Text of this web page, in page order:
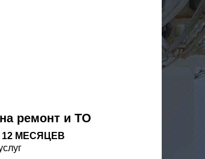
ремонт и ТО
12 МЕСЯЦЕВ